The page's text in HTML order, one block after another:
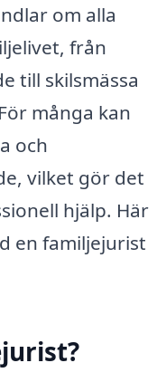
om alla
från
till skilsmässa
många kan
och
vilket gör det
hjälp. Här
en familjejurist